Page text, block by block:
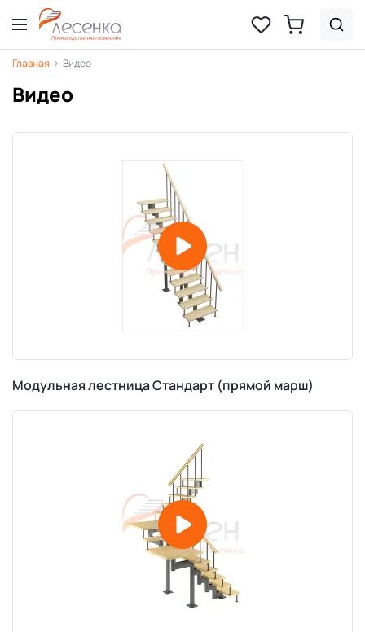
Главная Видео
Видео
Модульная лестница Стандарт (прямой марш)